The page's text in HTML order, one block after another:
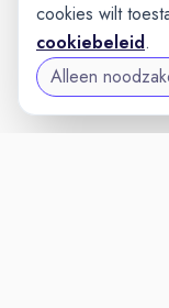
cookies wilt
cookiebeleid.
Alleen